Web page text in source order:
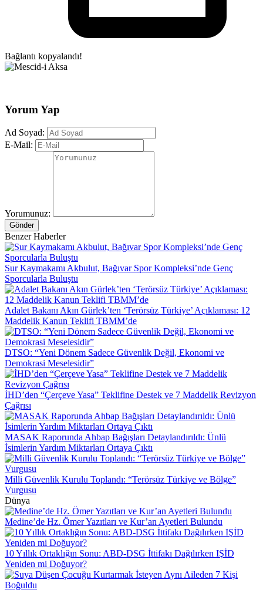
Bağlantı kopyalandı!
Yorum Yap
Ad Soyad:
E-Mail:
Yorumunuz:
Gönder
Benzer Haberler
Sur Kaymakamı Akbulut, Bağıvar Spor Kompleksi’nde Genç
Sporcularla Buluştu
Adalet Bakanı Akın Gürlek’ten ‘Terörsüz Türkiye’ Açıklaması: 12
Maddelik Kanun Teklifi TBMM’de
DTSO: “Yeni Dönem Sadece Güvenlik Değil, Ekonomi ve
Demokrasi Meselesidir”
İHD’den “Çerçeve Yasa” Teklifine Destek ve 7 Maddelik Revizyon
Çağrısı
MASAK Raporunda Ahbap Bağışları Detaylandırıldı: Ünlü
İsimlerin Yardım Miktarları Ortaya Çıktı
Milli Güvenlik Kurulu Toplandı: “Terörsüz Türkiye ve Bölge”
Vurgusu
Dünya
Medine’de Hz. Ömer Yazıtları ve Kur’an Ayetleri Bulundu
10 Yıllık Ortaklığın Sonu: ABD-DSG İttifakı Dağılırken IŞİD
Yeniden mi Doğuyor?